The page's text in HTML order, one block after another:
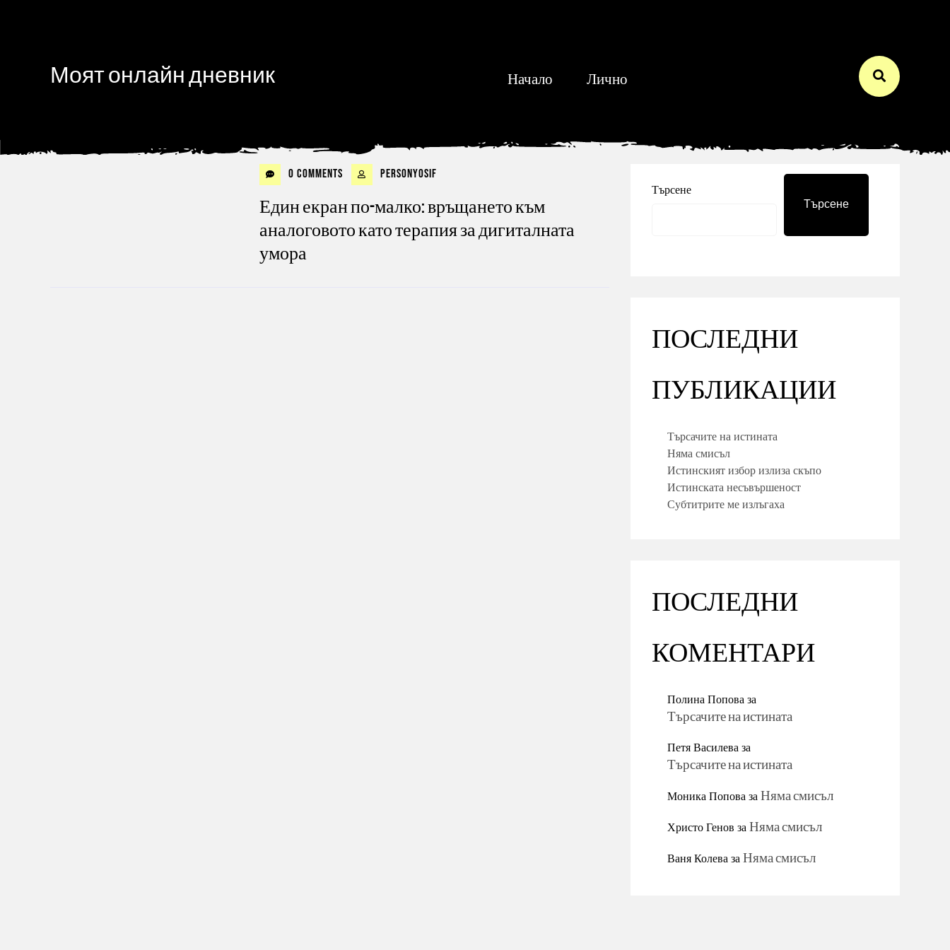
Моят онлайн дневник Начало Лично
0 Comments personyosif
Един екран по-малко: връщането към
аналоговото като терапия за дигиталната
умора
Търсене
Търсене
ПОСЛЕДНИ
ПУБЛИКАЦИИ
Търсачите на истината
Няма смисъл
Истинският избор излиза скъпо
Истинската несъвършеност
Субтитрите ме излъгаха
ПОСЛЕДНИ
КОМЕНТАРИ
Полина Поповаза
Търсачите на истината
Петя Василеваза
Търсачите на истината
Моника ПоповазаНяма смисъл
Христо ГеновзаНяма смисъл
Ваня КолевазаНяма смисъл